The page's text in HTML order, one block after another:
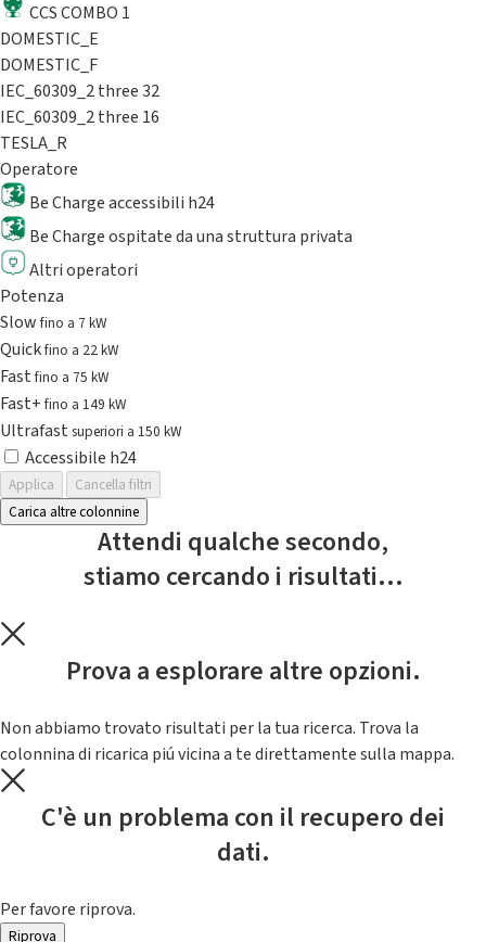
CCS COMBO 1
DOMESTIC_E
DOMESTIC_F
IEC_60309_2 three 32
IEC_60309_2 three 16
TESLA_R
Operatore
Be Charge accessibili h24
Be Charge ospitate da una struttura privata
Altri operatori
Potenza
Slowfino a 7 kW
Quickfino a 22 kW
Fastfino a 75 kW
Fast+fino a 149 kW
Ultrafast superiori a 150 kW
Accessibile h24
Applica
Cancella filtri
Carica altre colonnine
Attendi qualche secondo,
stiamo cercando i risultati...
Prova a esplorare altre opzioni.
Non abbiamo trovato risultati per la tua ricerca. Trova la
colonnina di ricarica piú vicina a te direttamente sulla mappa.
C'è un problema con il recupero dei
dati.
Per favore riprova.
Riprova